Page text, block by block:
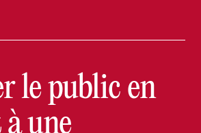
le public en
une